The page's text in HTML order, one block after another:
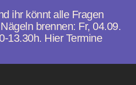
ihr könnt alle Fragen
brennen: Fr, 04.09.
13.30h. Hier Termine